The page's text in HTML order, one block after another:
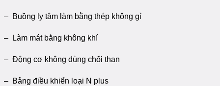
– Buồng ly tâm làm bằng thép không gỉ
– Làm mát bằng không khí
– Động cơ không dùng chổi than
– Bảng điều khiển loại N plus